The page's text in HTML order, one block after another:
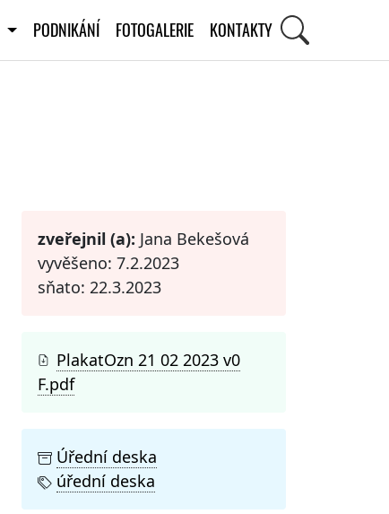
PODNIKÁNÍ FOTOGALERIE KONTAKTY
zveřejnil (a): Jana Bekešová
vyvěšeno: 7.2.2023
sňato: 22.3.2023
PlakatOzn 21 02 2023 v0
F.pdf
Úřední deska
úřední deska